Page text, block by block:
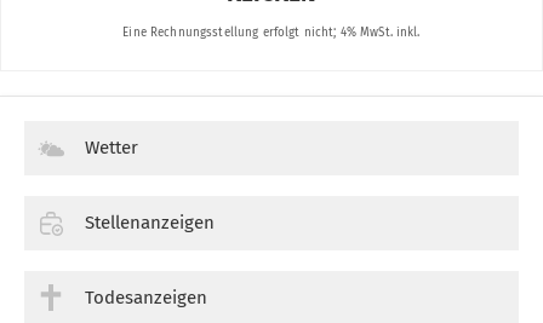
Wetter
Stellenanzeigen
Todesanzeigen